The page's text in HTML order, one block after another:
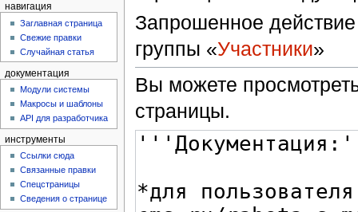
Запрошенное действие
группы «Участники»
Вы можете
страницы.
навигация
Заглавная страница
Свежие правки
Случайная статья
документация
Модули системы
Макросы и шаблоны
API для разработчика
инструменты
Ссылки сюда
Связанные правки
Спецстраницы
Сведения о странице